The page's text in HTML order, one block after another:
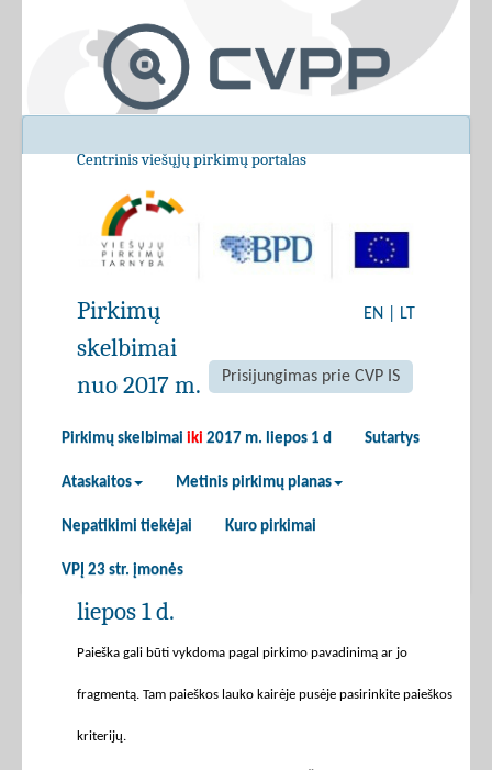
Centrinis viešųjų pirkimų portalas
EN LT
Prisijungimas prie CVP IS
Pirkimų skelbimai iki 2017 m. liepos 1 d Sutartys
Ataskaitos Metinis pirkimų planas
Nepatikimi tiekėjai Kuro pirkimai
VPĮ 23 str. įmonės
Pirkimų
skelbimai
nuo 2017 m.
liepos 1 d.
Paieška gali būti vykdoma pagal pirkimo pavadinimą ar jo
fragmentą. Tam paieškos lauko kairėje pusėje pasirinkite paieškos
kriterijų.